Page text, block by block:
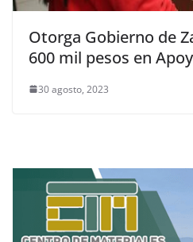
Otorga Gobierno de
600 mil pesos en
30 agosto, 2023